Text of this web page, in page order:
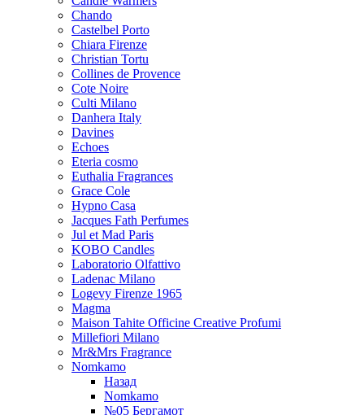
Chando
Castelbel Porto
Chiara Firenze
Christian Tortu
Collines de Provence
Cote Noire
Culti Milano
Danhera Italy
Davines
Echoes
Eteria cosmo
Euthalia Fragrances
Grace Cole
Hypno Casa
Jacques Fath Perfumes
Jul et Mad Paris
KOBO Candles
Laboratorio Olfattivo
Ladenac Milano
Logevy Firenze 1965
Magma
Maison Tahite Officine Creative Profumi
Millefiori Milano
Mr&Mrs Fragrance
Nomkamo
Назад
Nomkamo
№05 Бергамот